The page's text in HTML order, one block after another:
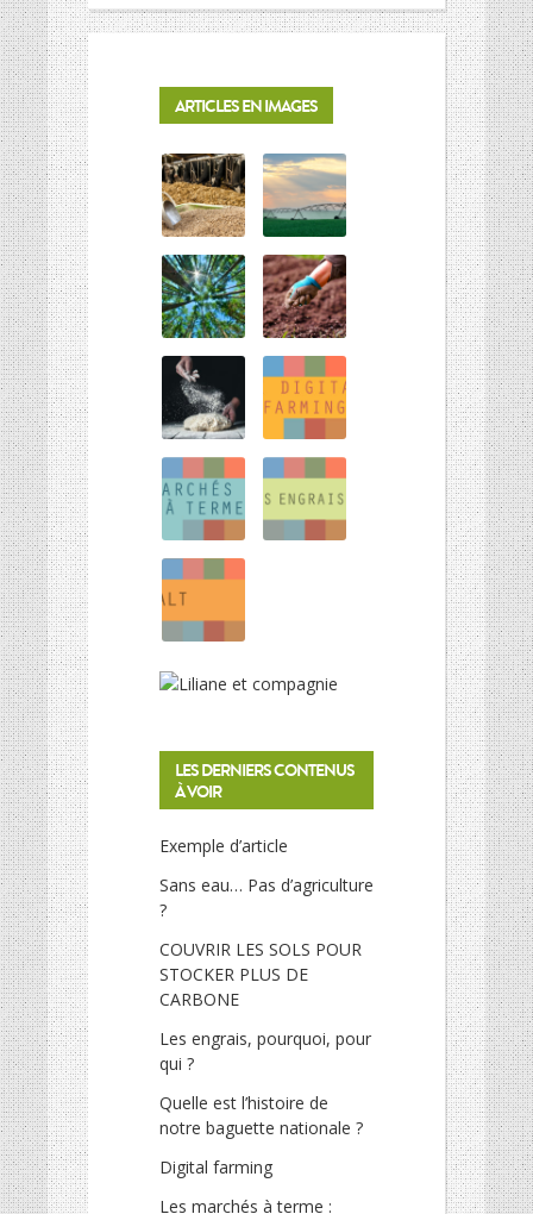
ARTICLES EN IMAGES
LES DERNIERS CONTENUS
À VOIR
Exemple d’article
Sans eau… Pas d’agriculture
?
COUVRIR LES SOLS POUR
STOCKER PLUS DE
CARBONE
Les engrais, pourquoi, pour
qui ?
Quelle est l’histoire de
notre baguette nationale ?
Digital farming
Les marchés à terme :